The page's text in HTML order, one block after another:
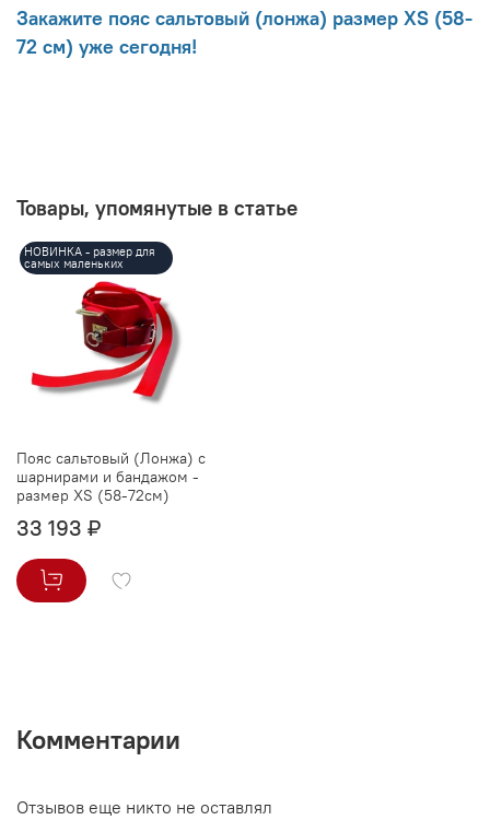
Закажите пояс сальтовый (лонжа) размер XS (58-
72 см) уже сегодня!
Товары, упомянутые в статье
НОВИНКА - размер для
самых маленьких
Пояс сальтовый (Лонжа) с
шарнирами и бандажом -
размер XS (58-72см)
33 193 ₽
Комментарии
Отзывов еще никто не оставлял